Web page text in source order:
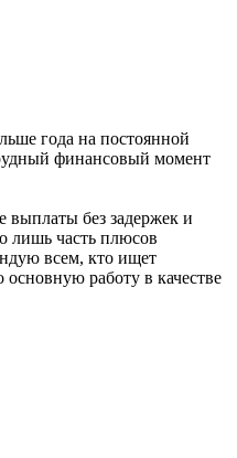
года на постоянной
финансовый момент
без задержек и
лишь часть плюсов
всем, кто ищет
работу в качестве